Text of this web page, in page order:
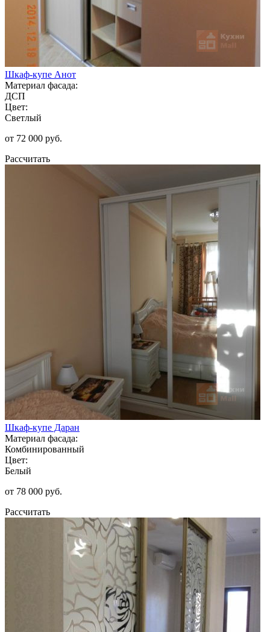
Шкаф-купе Анот
Материал фасада:
ДСП
Цвет:
Светлый
от 72 000 руб.
Рассчитать
Шкаф-купе Даран
Материал фасада:
Комбинированный
Цвет:
Белый
от 78 000 руб.
Рассчитать